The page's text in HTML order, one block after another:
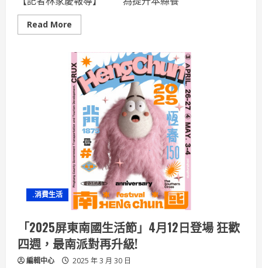
Read More
more
年
度
屏
東
縣
優
良
餐
飲
衛
生
管
理
分
級
評
核
活
動
開
始
報
名
.消費生活
「2025屏東南國生活節」4月12日登場 狂歡
四週，最南派對再升級!
編輯中心 2025 年 3 月 30 日